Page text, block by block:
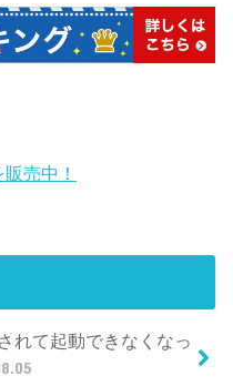
れて起動できなくなっ